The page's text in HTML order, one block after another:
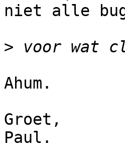
niet alle
>
Ahum.
Groet,
Paul.